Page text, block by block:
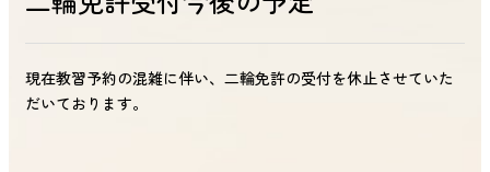
現在教習予約の混雑に伴い、二輪免許の受付を休止させていた
だいております。